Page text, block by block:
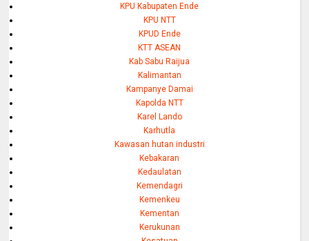
KPU Kabupaten Ende
KPU NTT
KPUD Ende
KTT ASEAN
Kab Sabu Raijua
Kalimantan
Kampanye Damai
Kapolda NTT
Karel Lando
Karhutla
Kawasan hutan industri
Kebakaran
Kedaulatan
Kemendagri
Kemenkeu
Kementan
Kerukunan